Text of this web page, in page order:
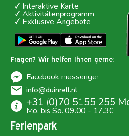
Fragen? Wir helfen Ihnen gerne:
Facebook messenger
info@duinrell.nl
+31 (0)70 5155 255
Mo. bis So. 09.00 - 17.30
Interaktive Karte
Aktivitätenprogramm
Exklusive Angebote
Ferienpark